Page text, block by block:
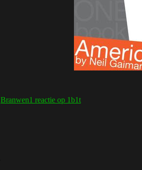
Branwen1 reactie op 1b1t